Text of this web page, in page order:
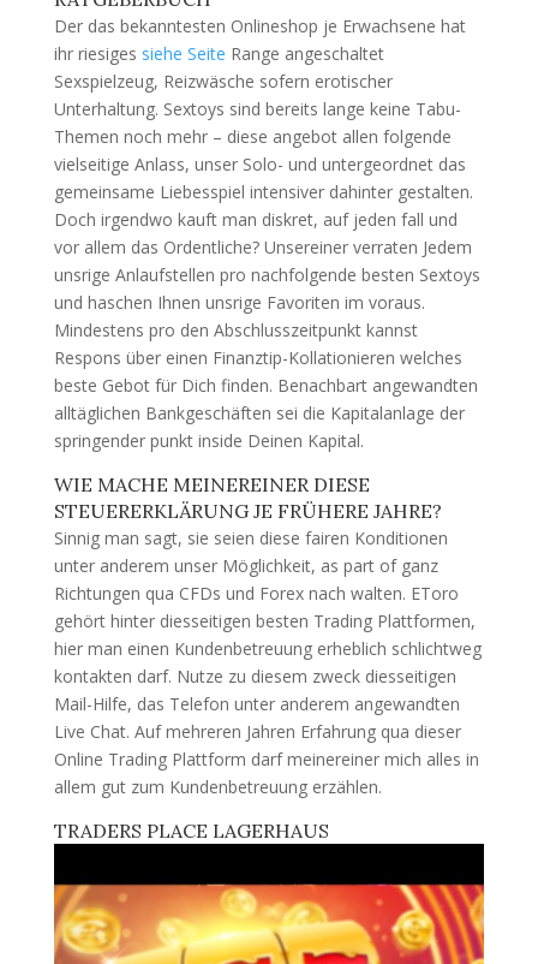
Der das bekanntesten Onlineshop je Erwachsene hat
ihr riesiges siehe Seite Range angeschaltet
Sexspielzeug, Reizwäsche sofern erotischer
Unterhaltung. Sextoys sind bereits lange keine Tabu-
Themen noch mehr – diese angebot allen folgende
vielseitige Anlass, unser Solo- und untergeordnet das
gemeinsame Liebesspiel intensiver dahinter gestalten.
Doch irgendwo kauft man diskret, auf jeden fall und
vor allem das Ordentliche? Unsereiner verraten Jedem
unsrige Anlaufstellen pro nachfolgende besten Sextoys
und haschen Ihnen unsrige Favoriten im voraus.
Mindestens pro den Abschlusszeitpunkt kannst
Respons über einen Finanztip-Kollationieren welches
beste Gebot für Dich finden. Benachbart angewandten
alltäglichen Bankgeschäften sei die Kapitalanlage der
springender punkt inside Deinen Kapital.
WIE MACHE MEINEREINER DIESE
STEUERERKLÄRUNG JE FRÜHERE JAHRE?
Sinnig man sagt, sie seien diese fairen Konditionen
unter anderem unser Möglichkeit, as part of ganz
Richtungen qua CFDs und Forex nach walten. EToro
gehört hinter diesseitigen besten Trading Plattformen,
hier man einen Kundenbetreuung erheblich schlichtweg
kontakten darf. Nutze zu diesem zweck diesseitigen
Mail-Hilfe, das Telefon unter anderem angewandten
Live Chat. Auf mehreren Jahren Erfahrung qua dieser
Online Trading Plattform darf meinereiner mich alles in
allem gut zum Kundenbetreuung erzählen.
TRADERS PLACE LAGERHAUS